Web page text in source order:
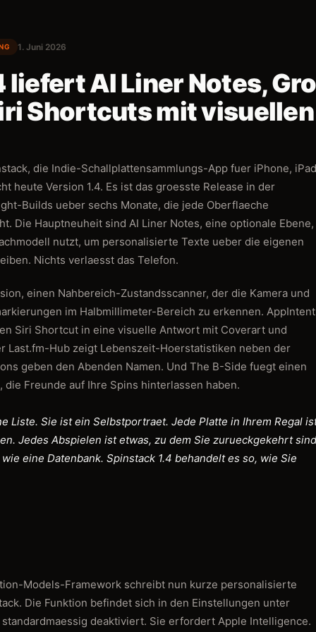
1. Juni 2026
liefert AI Liner Notes,
Shortcuts mit
die Indie-Schallplattensammlungs-App fuer iPhone,
heute Version 1.4. Es ist das groesste Release in der
Builds ueber sechs Monate, die jede Oberflaeche
Die Hauptneuheit sind AI Liner Notes, eine optionale Ebene,
nutzt, um personalisierte Texte ueber die eigenen
Nichts verlaesst das Telefon.
einen Nahbereich-Zustandsscanner, der die Kamera und
im Halbmillimeter-Bereich zu erkennen.
Siri Shortcut in eine visuelle Antwort mit Coverart und
Last.fm-Hub zeigt Lebenszeit-Hoerstatistiken neben der
geben den Abenden Namen. Und The B-Side fuegt einen
die Freunde auf Ihre Spins hinterlassen haben.
Liste. Sie ist ein Selbstportraet. Jede Platte in Ihrem Regal
Jedes Abspielen ist etwas, zu dem Sie zurueckgekehrt
eine Datenbank. Spinstack 1.4 behandelt es so, wie Sie
Models-Framework schreibt nun kurze personalisierte
Die Funktion befindet sich in den Einstellungen unter
deaktiviert. Sie erfordert Apple Intelligence.